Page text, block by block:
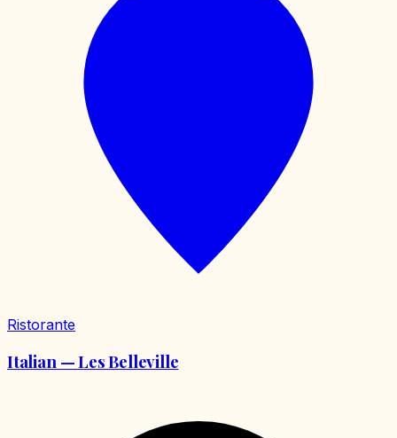
Ristorante
Italian — Les Belleville